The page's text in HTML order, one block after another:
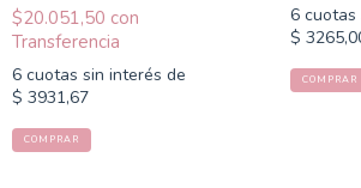
$20.051,50 con
6 cuotas sin interés de
$ 3931,67
COMPRAR
6 cuotas
$
COMPRAR